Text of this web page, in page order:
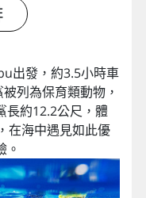
出發，約3.5小時車
列為保育類動物，
長約12.2公尺，體
在海中遇見如此優
。